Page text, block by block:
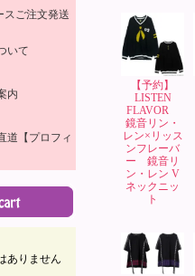
スご注文発送
いて
内
道【プロフィ
ありません
【予約】
LISTEN
FLAVOR
鏡音リン・
レン×リッス
ンフレーバ
ー 鏡音リ
ン・レン V
ネックニッ
ト